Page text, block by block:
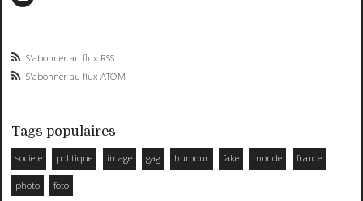
S'abonner au flux RSS
S'abonner au flux ATOM
Tags populaires
societe politique image gag humour fake monde france
photo foto